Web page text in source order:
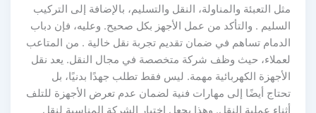
مثل التعبئة والمناولة، النقل والتسليم، بالإضافة إلى التركيب
السليم . والتأكد من عمل الأجهز بكل صحيح. وعليه، فإن دباب
الدمام تساهم في ضمان تقديم تجربة نقل خالية . من المتاعب
لعملاء، حيث وظف شركة متخصصة في مجال النقل. يعد نقل
الأجهزة الكهربائية مهمة. ليس فقط تطلب جهدًا بدنيًا، بل
تحتاج أيضًا إلى مهارات فنية لضمان عدم تعرض الأجهزة للتلف
أثناء عملية النقل. وهذا يجعل اختيار الشركة المناسبة لنقل